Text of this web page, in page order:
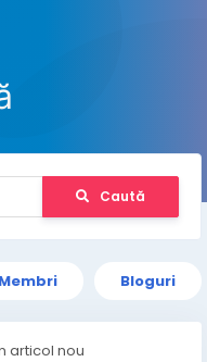
Caută
Membri Bloguri
articol nou